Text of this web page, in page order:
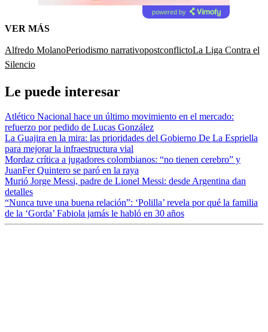
powered by
VER MÁS
Alfredo MolanoPeriodismo narrativopostconflictoLa Liga Contra el
Silencio
Le puede interesar
Atlético Nacional hace un último movimiento en el mercado:
refuerzo por pedido de Lucas González
La Guajira en la mira: las prioridades del Gobierno De La Espriella
para mejorar la infraestructura vial
Mordaz crítica a jugadores colombianos: “no tienen cerebro” y
JuanFer Quintero se paró en la raya
Murió Jorge Messi, padre de Lionel Messi: desde Argentina dan
detalles
“Nunca tuve una buena relación”: ‘Polilla’ revela por qué la familia
de la ‘Gorda’ Fabiola jamás le habló en 30 años